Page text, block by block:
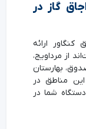
گاز در
ارائه
از مرداویج،
بهارستان
مناطق در
شما در